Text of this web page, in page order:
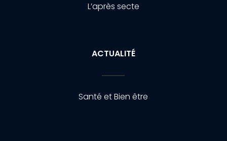
L’après secte
ACTUALITÉ
Santé et Bien être